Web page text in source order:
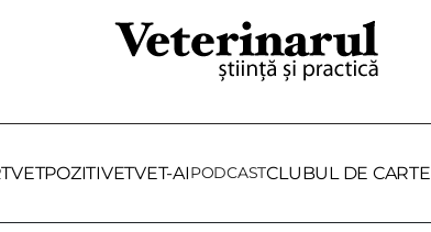
POZITIVETVET-AIPODCASTCLUBUL DE CARTE